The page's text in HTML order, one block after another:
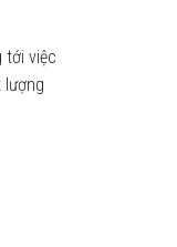
tới việc